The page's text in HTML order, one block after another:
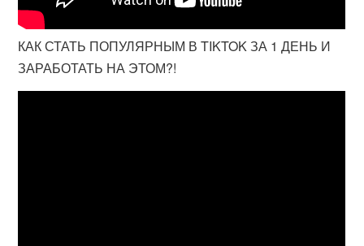
КАК СТАТЬ ПОПУЛЯРНЫМ В TIKTOK ЗА 1 ДЕНЬ И
ЗАРАБОТАТЬ НА ЭТОМ?!